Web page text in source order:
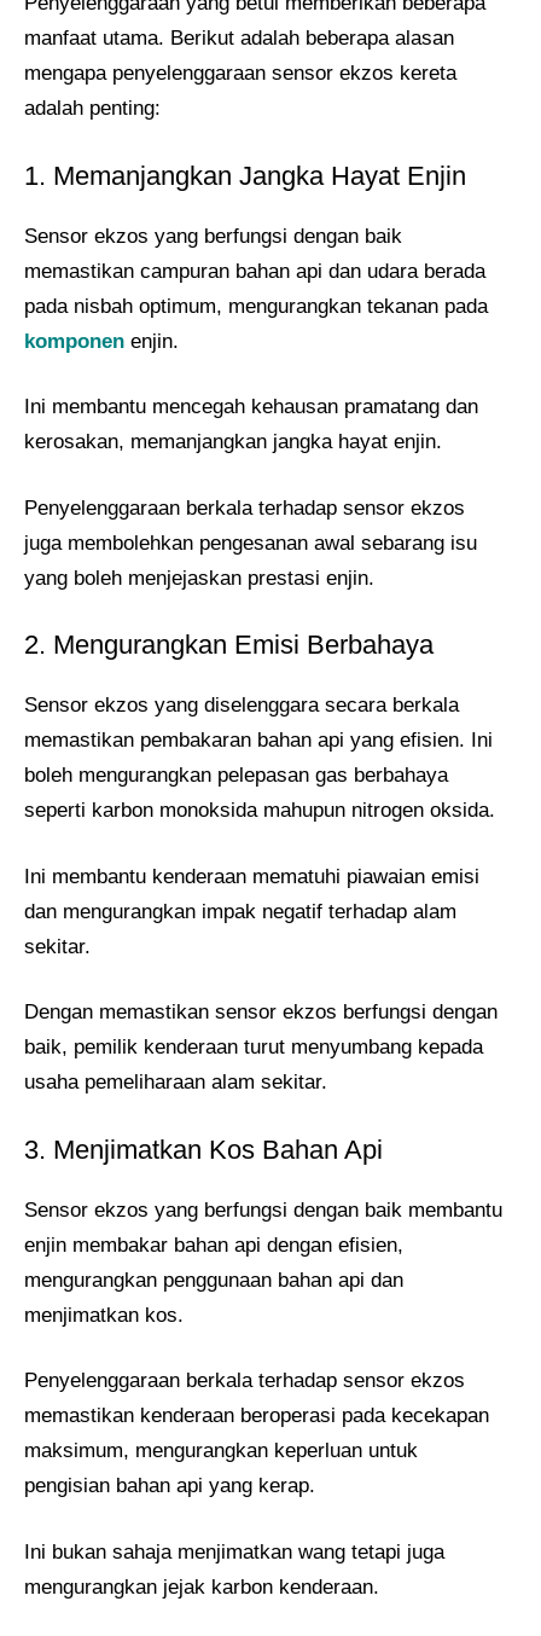
manfaat utama. Berikut adalah beberapa alasan
mengapa penyelenggaraan sensor ekzos kereta
adalah penting:
1. Memanjangkan Jangka Hayat Enjin
Sensor ekzos yang berfungsi dengan baik
memastikan campuran bahan api dan udara berada
pada nisbah optimum, mengurangkan tekanan pada
komponen enjin.
Ini membantu mencegah kehausan pramatang dan
kerosakan, memanjangkan jangka hayat enjin.
Penyelenggaraan berkala terhadap sensor ekzos
juga membolehkan pengesanan awal sebarang isu
yang boleh menjejaskan prestasi enjin.
2. Mengurangkan Emisi Berbahaya
Sensor ekzos yang diselenggara secara berkala
memastikan pembakaran bahan api yang efisien. Ini
boleh mengurangkan pelepasan gas berbahaya
seperti karbon monoksida mahupun nitrogen oksida.
Ini membantu kenderaan mematuhi piawaian emisi
dan mengurangkan impak negatif terhadap alam
sekitar.
Dengan memastikan sensor ekzos berfungsi dengan
baik, pemilik kenderaan turut menyumbang kepada
usaha pemeliharaan alam sekitar.
3. Menjimatkan Kos Bahan Api
Sensor ekzos yang berfungsi dengan baik membantu
enjin membakar bahan api dengan efisien,
mengurangkan penggunaan bahan api dan
menjimatkan kos.
Penyelenggaraan berkala terhadap sensor ekzos
memastikan kenderaan beroperasi pada kecekapan
maksimum, mengurangkan keperluan untuk
pengisian bahan api yang kerap.
Ini bukan sahaja menjimatkan wang tetapi juga
mengurangkan jejak karbon kenderaan.